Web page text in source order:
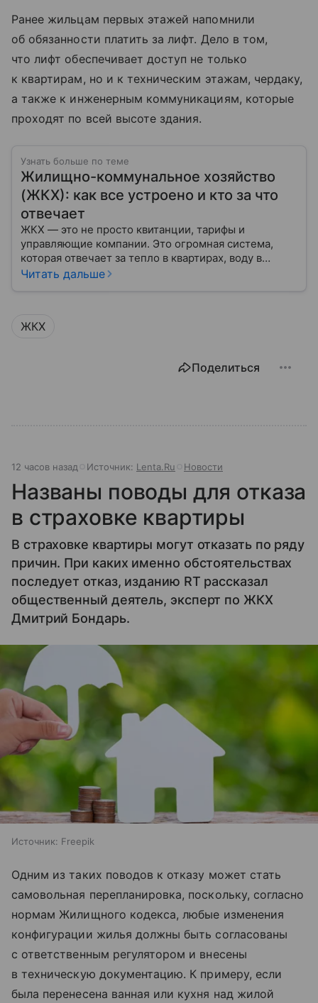
Ранее жильцам первых этажей напомнили
об обязанности платить за лифт. Дело в том,
что лифт обеспечивает доступ не только
к квартирам, но и к техническим этажам, чердаку,
а также к инженерным коммуникациям, которые
проходят по всей высоте здания.
Узнать больше по теме
Жилищно-коммунальное хозяйство
(ЖКХ): как все устроено и кто за что
отвечает
ЖКХ — это не просто квитанции, тарифы и
управляющие компании. Это огромная система,
которая отвечает за тепло в квартирах, воду в
кране, освещение улиц и чистоту во дворах.
Читать дальше
ЖКХ
Поделиться
12 часов назад Источник: Lenta.Ru Новости
Названы поводы для отказа
в страховке квартиры
В страховке квартиры могут отказать по ряду
причин. При каких именно обстоятельствах
последует отказ, изданию RT рассказал
общественный деятель, эксперт по ЖКХ
Дмитрий Бондарь.
Источник: Freepik
Одним из таких поводов к отказу может стать
самовольная перепланировка, поскольку, согласно
нормам Жилищного кодекса, любые изменения
конфигурации жилья должны быть согласованы
с ответственным регулятором и внесены
в техническую документацию. К примеру, если
была перенесена ванная или кухня над жилой